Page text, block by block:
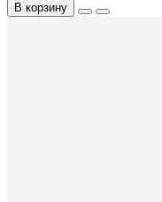
В корзину